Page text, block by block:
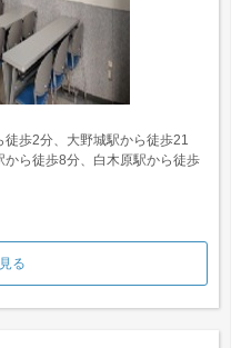
歩2分、大野城駅から徒歩21
ら徒歩8分、白木原駅から徒歩
る